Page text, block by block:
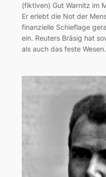
(fiktiven) Gut Warnitz im
Er erlebt die Not der
finanzielle Schieflage
ein. Reuters Bräsig hat
als auch das feste